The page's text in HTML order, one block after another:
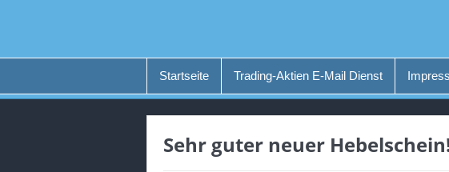
Startseite Trading-Aktien E-Mail Dienst
Sehr guter neuer